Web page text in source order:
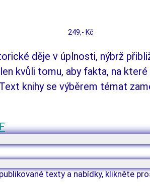
249,- Kč
děje v úplnosti, nýbrž
kvůli tomu, aby fakta, na
knihy se výběrem témat
texty a nabídky, klikněte